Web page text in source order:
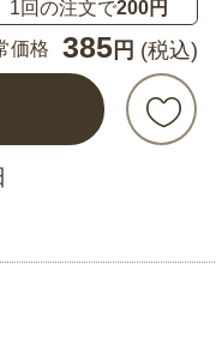
1回の注文で200円
価格
385 円 (税込)